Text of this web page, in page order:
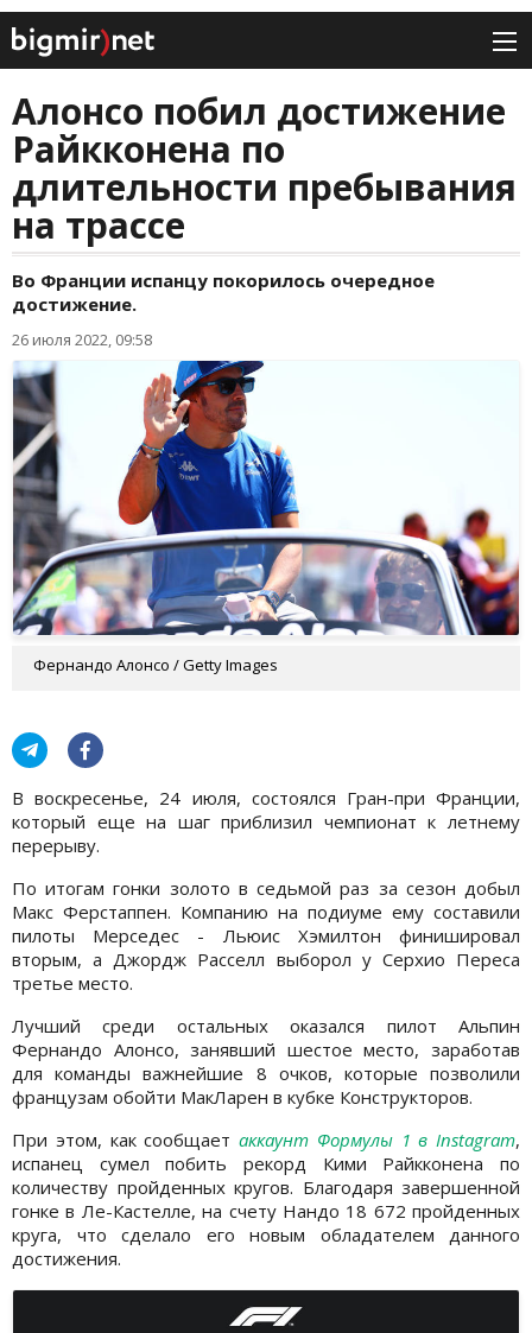
Алонсо побил достижение
Райкконена по
длительности пребывания
на трассе
Во Франции испанцу покорилось очередное
достижение.
26 июля 2022, 09:58
Фернандо Алонсо / Getty Images
В воскресенье, 24 июля, состоялся Гран-при Франции,
который еще на шаг приблизил чемпионат к летнему
перерыву.
По итогам гонки золото в седьмой раз за сезон добыл
Макс Ферстаппен. Компанию на подиуме ему составили
пилоты Мерседес - Льюис Хэмилтон финишировал
вторым, а Джордж Расселл выборол у Серхио Переса
третье место.
Лучший среди остальных оказался пилот Альпин
Фернандо Алонсо, занявший шестое место, заработав
для команды важнейшие 8 очков, которые позволили
французам обойти МакЛарен в кубке Конструкторов.
При этом, как сообщает аккаунт Формулы 1 в Instagram,
испанец сумел побить рекорд Кими Райкконена по
количеству пройденных кругов. Благодаря завершенной
гонке в Ле-Кастелле, на счету Нандо 18 672 пройденных
круга, что сделало его новым обладателем данного
достижения.